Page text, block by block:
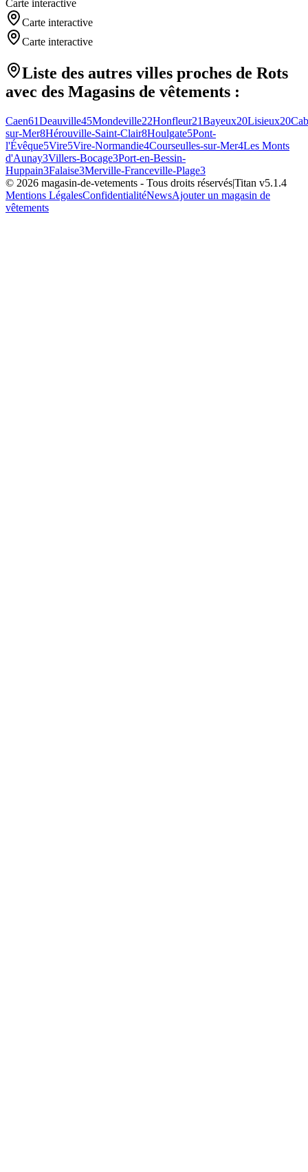
Carte interactive
Carte interactive
Carte interactive
Liste des autres villes proches de Rots
avec des Magasins de vêtements :
Caen61Deauville45Mondeville22Honfleur21Bayeux20Lisieux20
sur-Mer8Hérouville-Saint-Clair8Houlgate5Pont-
l'Évêque5Vire5Vire-Normandie4Courseulles-sur-Mer4Les Monts
d'Aunay3Villers-Bocage3Port-en-Bessin-
Huppain3Falaise3Merville-Franceville-Plage3
© 2026 magasin-de-vetements - Tous droits réservés|Titan v5.1.4
Mentions LégalesConfidentialitéNewsAjouter un magasin de
vêtements